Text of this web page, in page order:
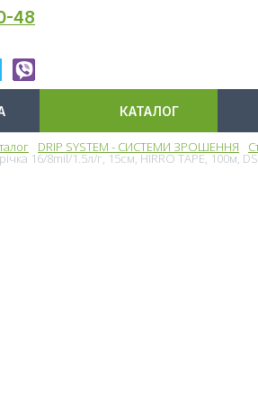
48
КАТАЛОГ
DRIP SYSTEM - СИСТЕМИ ЗРОШЕННЯ
16/8mil/1.5л/г, 15см, HIRRO TAPE, 100м,